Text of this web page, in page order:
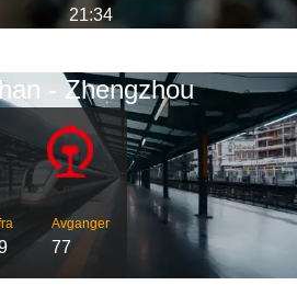
21:34
- Zhengzhou
Avganger
77